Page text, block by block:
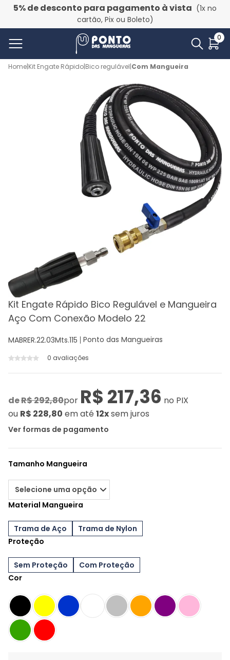
5% de desconto para pagamento à vista (1x no
cartão, Pix ou Boleto)
0
Home|Kit Engate Rápido|Bico regulável|Com Mangueira
Kit Engate Rápido Bico Regulável e Mangueira
Aço Com Conexão Modelo 22
MABRER.22.03Mts.115 Ponto das Mangueiras
0 avaliações
deR$ 292,80por R$ 217,36 no PIX
ou R$ 228,80 em até 12xsem juros
Ver formas de pagamento
Tamanho Mangueira
Material Mangueira
Trama de Aço
Trama de Nylon
Proteção
Sem Proteção
Com Proteção
Cor